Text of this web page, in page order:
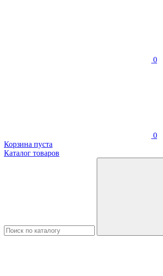
0
0
Корзина пуста
Каталог товаров